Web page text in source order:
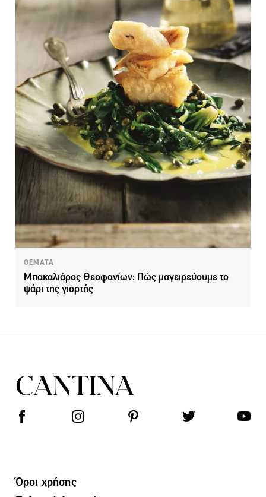
ΘΕΜΑΤΑ
Μπακαλιάρος Θεοφανίων: Πώς μαγειρεύουμε το
ψάρι της γιορτής
Όροι χρήσης